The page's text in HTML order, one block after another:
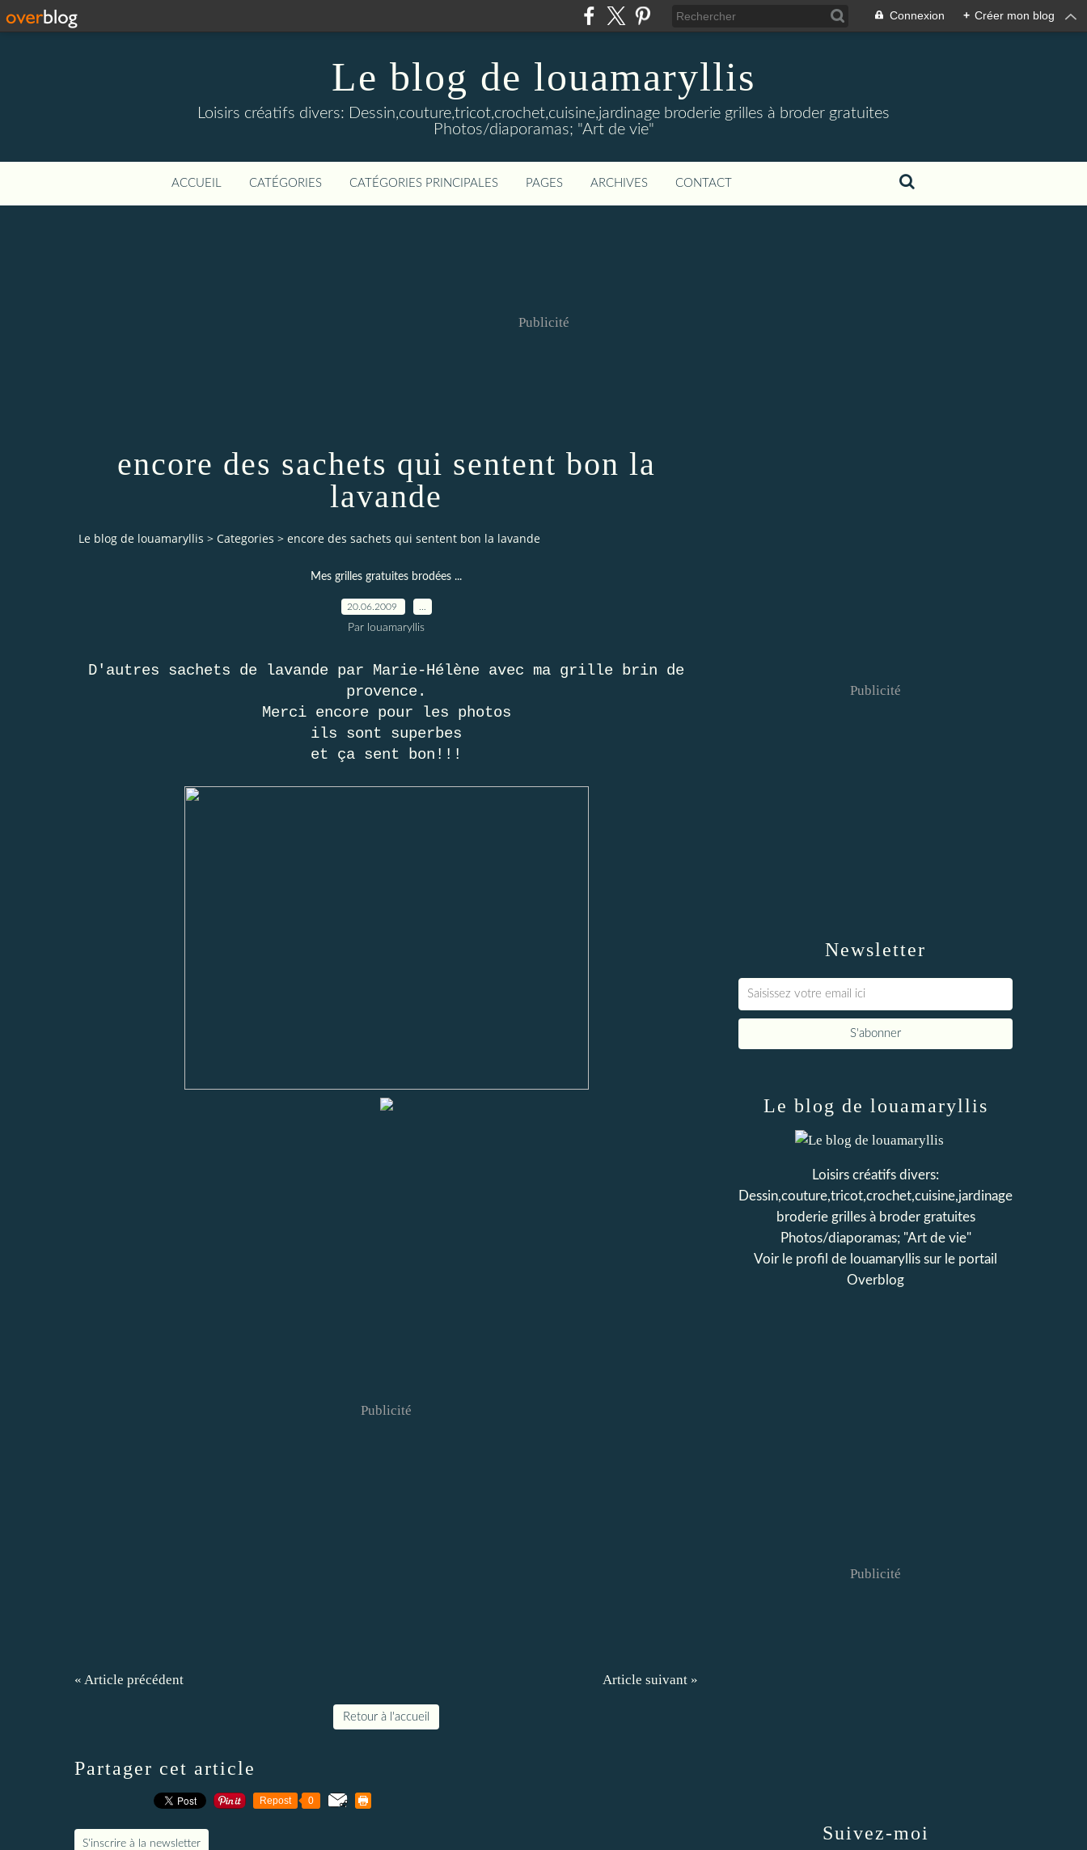
Connexion + Créer mon blog
Le blog de louamaryllis
Loisirs créatifs divers: Dessin,couture,tricot,crochet,cuisine,jardinage broderie grilles à broder gratuites
Photos/diaporamas; "Art de vie"
ACCUEIL CATÉGORIES CATÉGORIES PRINCIPALES PAGES ARCHIVES CONTACT
Publicité
encore des sachets qui sentent bon la
lavande
Le blog de louamaryllis > Categories > encore des sachets qui sentent bon la lavande
Mes grilles gratuites brodées ...
20.06.2009
Par louamaryllis
D'autres sachets de lavande par Marie-Hélène avec ma grille brin de
provence.
Merci encore pour les photos
ils sont superbes
et ça sent bon!!!
Publicité
« Article précédent Article suivant »
Retour à l'accueil
Partager cet article
Repost 0
S'inscrire à la newsletter
Newsletter
Publicité
Le blog de louamaryllis
Loisirs créatifs divers:
Dessin,couture,tricot,crochet,cuisine,jardinage
broderie grilles à broder gratuites
Photos/diaporamas; "Art de vie"
Voir le profil de louamaryllis sur le portail
Overblog
Suivez-moi
Publicité